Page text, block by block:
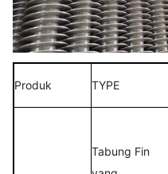
Produk TYPE
Tabung Fin